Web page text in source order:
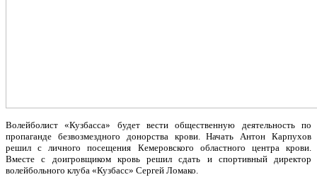
Волейболист «Кузбасса» будет вести общественную деятельность по
пропаганде безвозмездного донорства крови. Начать Антон Карпухов
решил с личного посещения Кемеровского областного центра крови.
Вместе с доигровщиком кровь решил сдать и спортивный директор
волейбольного клуба «Кузбасс» Сергей Ломако.